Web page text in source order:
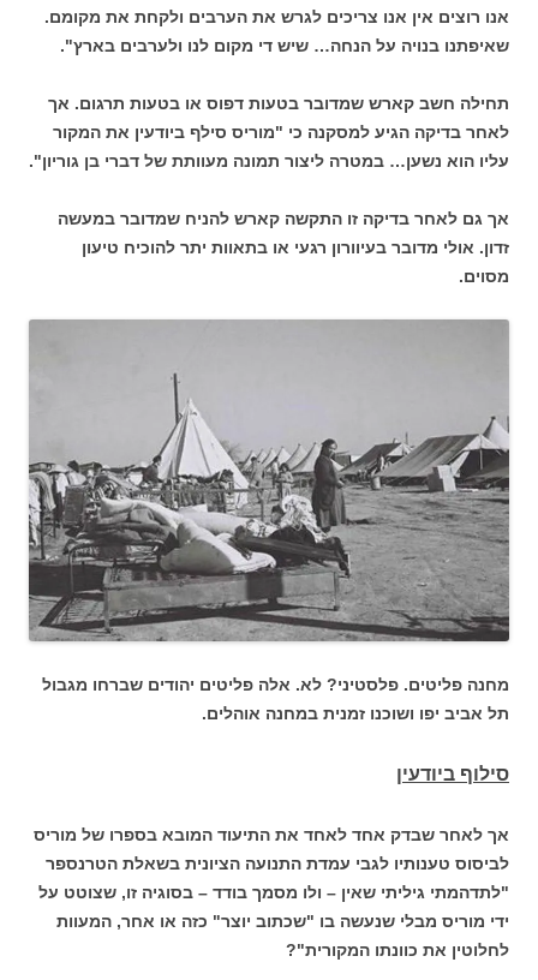
אנו רוצים אין אנו צריכים לגרש את הערבים ולקחת את מקומם.
שאיפתנו בנויה על הנחה… שיש די מקום לנו ולערבים בארץ".
תחילה חשב קארש שמדובר בטעות דפוס או בטעות תרגום. אך
לאחר בדיקה הגיע למסקנה כי "מוריס סילף ביודעין את המקור
עליו הוא נשען… במטרה ליצור תמונה מעוותת של דברי בן גוריון".
אך גם לאחר בדיקה זו התקשה קארש להניח שמדובר במעשה
זדון. אולי מדובר בעיוורון רגעי או בתאוות יתר להוכיח טיעון
מסוים.
מחנה פליטים. פלסטיני? לא. אלה פליטים יהודים שברחו מגבול
תל אביב יפו ושוכנו זמנית במחנה אוהלים.
סילוף ביודעין
אך לאחר שבדק אחד לאחד את התיעוד המובא בספרו של מוריס
לביסוס טענותיו לגבי עמדת התנועה הציונית בשאלת הטרנספר
"לתדהמתי גיליתי שאין – ולו מסמך בודד – בסוגיה זו, שצוטט על
ידי מוריס מבלי שנעשה בו "שכתוב יוצר" כזה או אחר, המעוות
לחלוטין את כוונתו המקורית"?